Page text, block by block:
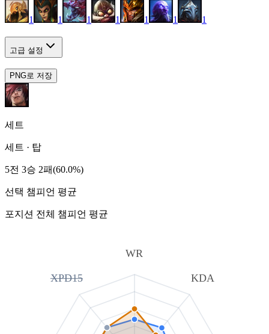
1 1 1 1 1 1 1
고급 설정
PNG로 저장
세트
세트 · 탑
5전 3승 2패(60.0%)
선택 챔피언 평균
포지션 전체 챔피언 평균
WR
KDA
XPD15